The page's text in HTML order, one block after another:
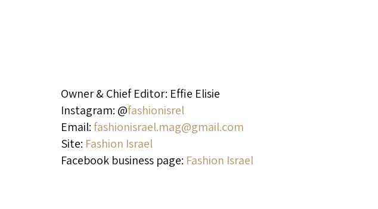
Owner & Chief Editor: Effie Elisie
Instagram: @fashionisrel
Email:fashionisrael.mag@gmail.com
Site: Fashion Israel
Facebook business page: Fashion Israel